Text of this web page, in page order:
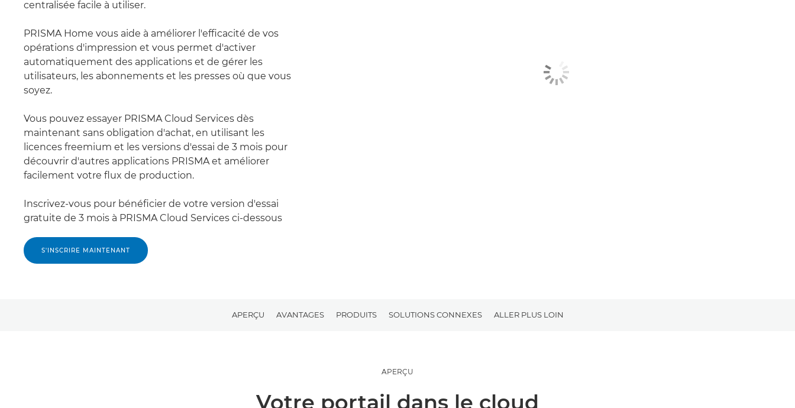
centralisée facile à utiliser.
PRISMA Home vous aide à améliorer l'efficacité de vos
opérations d'impression et vous permet d'activer
automatiquement des applications et de gérer les
utilisateurs, les abonnements et les presses où que vous
soyez.
Vous pouvez essayer PRISMA Cloud Services dès
maintenant sans obligation d'achat, en utilisant les
licences freemium et les versions d'essai de 3 mois pour
découvrir d'autres applications PRISMA et améliorer
facilement votre flux de production.
Inscrivez-vous pour bénéficier de votre version d'essai
gratuite de 3 mois à PRISMA Cloud Services ci-dessous
S'INSCRIRE MAINTENANT
APERÇU AVANTAGES PRODUITS SOLUTIONS CONNEXES ALLER PLUS LOIN
APERÇU
Votre portail dans le cloud